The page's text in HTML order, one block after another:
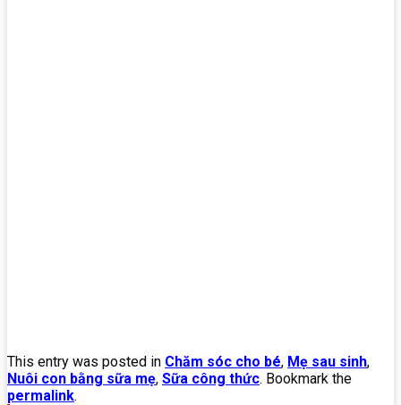
This entry was posted in Chăm sóc cho bé, Mẹ sau sinh,
Nuôi con bằng sữa mẹ, Sữa công thức. Bookmark the
permalink.